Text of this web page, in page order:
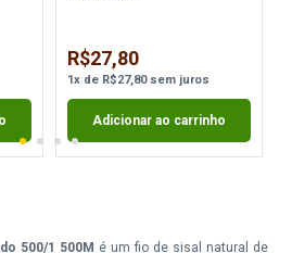
R$27,80
1xde R$27,80sem juros
Adicionar ao carrinho
500/1 500M é um fio de sisal natural de